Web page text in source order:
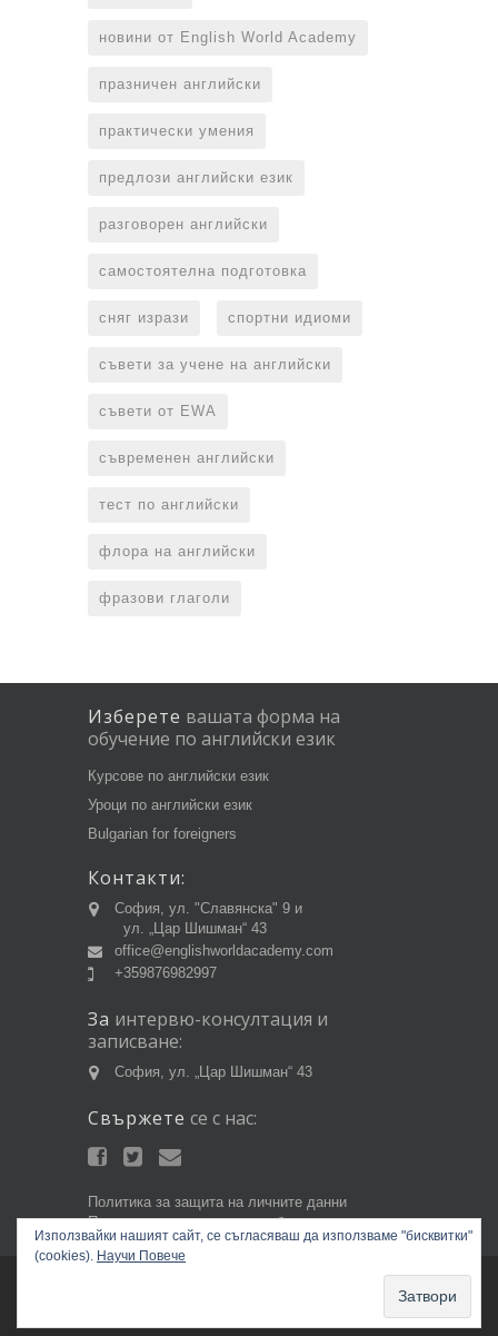
новини от English World Academy
празничен английски
практически умения
предлози английски език
разговорен английски
самостоятелна подготовка
сняг изрази спортни идиоми
съвети за учене на английски
съвети от EWA
съвременен английски
тест по английски
флора на английски
фразови глаголи
Изберете вашата форма на
обучение по английски език
Курсове по английски език
Уроци по английски език
Bulgarian for foreigners
Контакти:
София, ул. "Славянска" 9 и
ул. „Цар Шишман“ 43
office@englishworldacademy.com
+359876982997
За интервю-консултация и
записване:
София, ул. „Цар Шишман“ 43
Свържете се с нас:
Политика за защита на личните данни
Политика за използване на бисквитки
Използвайки нашият сайт, се съгласяваш да използваме "бисквитки"
(cookies). Научи Повече